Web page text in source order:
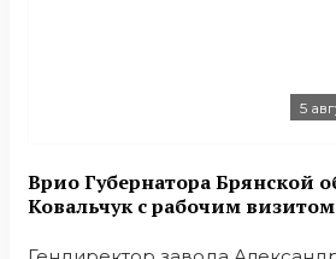
5
Врио Губернатора Брянской
Ковальчук с рабочим